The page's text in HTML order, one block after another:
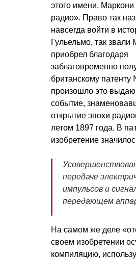
этого имени.
радио». Право так
навсегда войти в
Гульельмо, так звали
приобрел благодаря
заблаговременно
британскому
произошло это
событие,
открытие эпохи
летом 1897 года. В
изобретение
передаче
импульсов и
передающем
На самом же деле
своем изобретении
компиляцию,